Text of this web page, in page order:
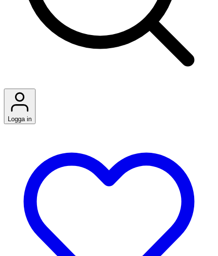
Logga in